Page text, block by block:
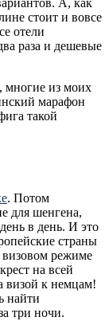
А, как
стоит и вовсе
отели
раза и дешевые
многие из моих
марафон
такой
. Потом
для шенгена,
в день. И это
страны
режиме
на всей
визой к немцам!
найти
три ночи.